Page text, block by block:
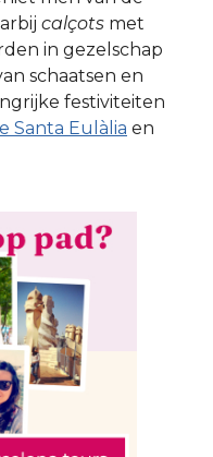
calçots met
in gezelschap
schaatsen en
festiviteiten
Santa Eulàlia en